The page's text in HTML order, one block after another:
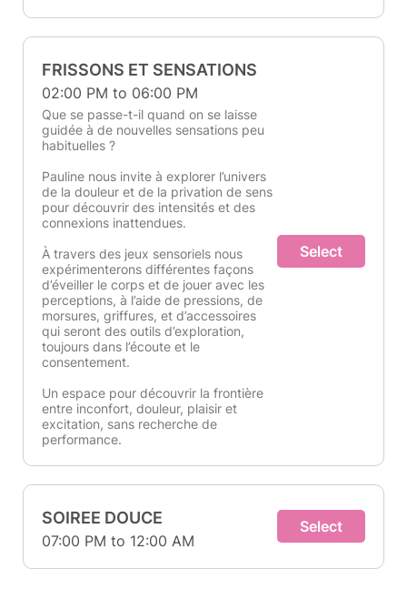
FRISSONS ET SENSATIONS
02:00 PM to 06:00 PM
Que se passe-t-il quand on se laisse
guidée à de nouvelles sensations peu
habituelles ?
Pauline nous invite à explorer l’univers
de la douleur et de la privation de sens
pour découvrir des intensités et des
connexions inattendues.
À travers des jeux sensoriels nous
expérimenterons différentes façons
d’éveiller le corps et de jouer avec les
perceptions, à l’aide de pressions, de
morsures, griffures, et d’accessoires
qui seront des outils d’exploration,
toujours dans l’écoute et le
consentement.
Un espace pour découvrir la frontière
entre inconfort, douleur, plaisir et
excitation, sans recherche de
performance.
Select
SOIREE DOUCE
07:00 PM to 12:00 AM
Select